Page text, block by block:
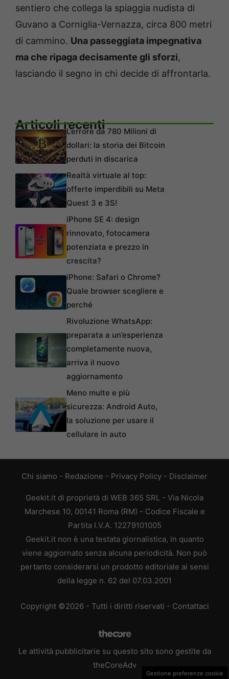
sentiero che collega la spiaggia nudista di
Guvano a Corniglia-Vernazza, circa 800 metri
di cammino. Una passeggiata impegnativa
ma che ripaga decisamente gli sforzi,
lasciando il segno in chi decide di affrontarla.
Articoli recentiL’errore da 780 Milioni di
dollari: la storia dei Bitcoin
perduti in discarica
Realtà virtuale al top:
offerte imperdibili su Meta
Quest 3 e 3S!
iPhone SE 4: design
rinnovato, fotocamera
potenziata e prezzo in
crescita?
iPhone: Safari o Chrome?
Quale browser scegliere e
perché
Rivoluzione WhatsApp:
preparata a un’esperienza
completamente nuova,
arriva il nuovo
aggiornamento
Meno multe e più
sicurezza: Android Auto,
la soluzione per usare il
cellulare in auto
Chi siamo - Redazione - Privacy Policy - Disclaimer
Geekit.it di proprietà di WEB 365 SRL - Via Nicola
Marchese 10, 00141 Roma (RM) - Codice Fiscale e
Partita I.V.A. 12279101005
Geekit.it non è una testata giornalistica, in quanto
viene aggiornato senza alcuna periodicità. Non può
pertanto considerarsi un prodotto editoriale ai sensi
della legge n. 62 del 07.03.2001
Copyright ©2026 - Tutti i diritti riservati - Contattaci
Le attività pubblicitarie su questo sito sono gestite da
theCoreAdv
Gestione preferenze cookie